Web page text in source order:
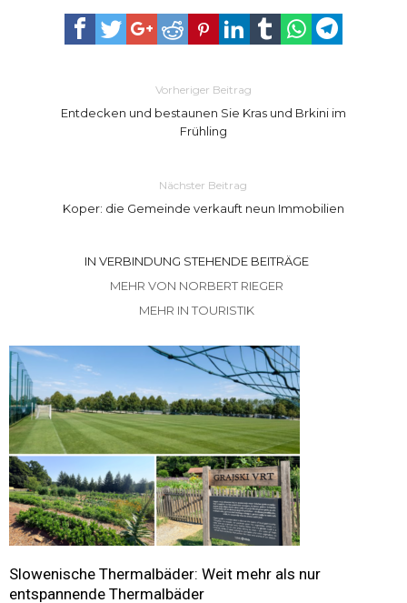
Vorheriger Beitrag
Entdecken und bestaunen Sie Kras und Brkini im
Frühling
Nächster Beitrag
Koper: die Gemeinde verkauft neun Immobilien
IN VERBINDUNG STEHENDE BEITRÄGE
MEHR VON NORBERT RIEGER
MEHR IN TOURISTIK
Slowenische Thermalbäder: Weit mehr als nur
entspannende Thermalbäder